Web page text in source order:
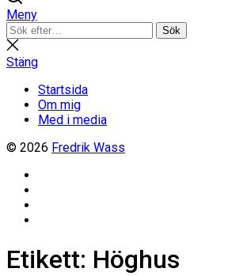
Meny
Sök
efter:
Sök
Stäng
sökning
Stäng
Startsida
Om mig
Med i media
© 2026 Fredrik Wass
Etikett: Höghus